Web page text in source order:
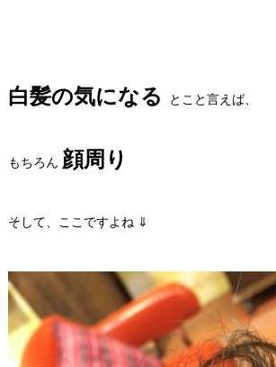
白髪の気になる とこと言えば、
もちろん 顔周り
そして、ここですよね ⇓